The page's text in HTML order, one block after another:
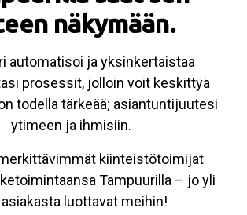
näkymään.
automatisoi ja yksinkertaistaa
prosessit, jolloin voit keskittyä
todella tärkeää; asiantuntijuutesi
ytimeen ja ihmisiin.
kiinteistötoimijat
Tampuurilla – jo yli
luottavat meihin!